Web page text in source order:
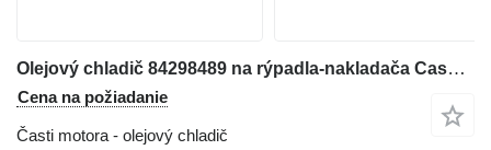
Olejový chladič 84298489 na rýpadla-nakladača Case 580N
Cena na požiadanie
Časti motora - olejový chladič